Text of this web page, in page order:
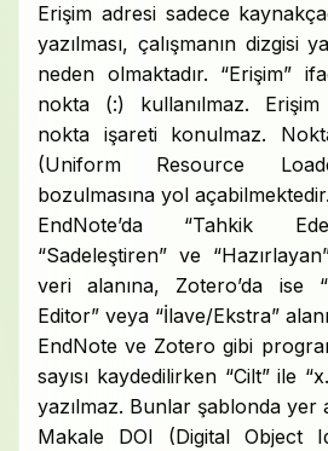
Erişim adresi sadece
yazılması, çalışmanın dizgisi
neden olmaktadır. “Erişim”
nokta (:) kullanılmaz.
nokta işareti konulmaz.
(Uniform Resource
bozulmasına yol açabilmektedir.
EndNote’da “Tahkik
“Sadeleştiren” ve
veri alanına, Zotero’da ise
Editor” veya “İlave/Ekstra”
EndNote ve Zotero gibi
sayısı kaydedilirken “Cilt” ile
yazılmaz. Bunlar şablonda yer
Makale DOI (Digital Object